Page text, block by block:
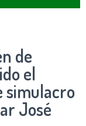
de
el
simulacro
José